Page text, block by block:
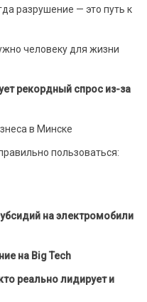
разрушение — это путь к
человеку для жизни
рекордный спрос из-за
в Минске
пользоваться:
на электромобили
на Big Tech
реально лидирует и